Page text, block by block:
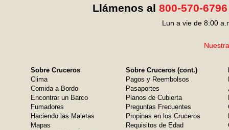
Llámenos al 800-570-6796
Lun a vie de 8:00
Sobre Cruceros
Clima
Comida a Bordo
Encontrar un Barco
Fumadores
Haciendo las Maletas
Mapas
Sobre Cruceros (cont.)
Pagos y Reembolsos
Pasaportes
Planos de Cubierta
Preguntas Frecuentes
Propinas en los Cruceros
Requisitos de Edad